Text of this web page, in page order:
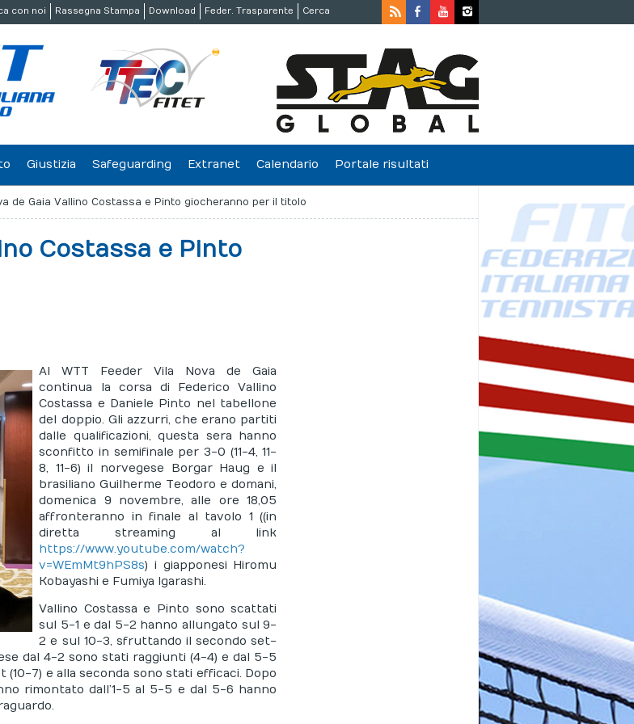
con noi Rassegna Stampa Download Feder. Trasparente Cerca
Giustizia Safeguarding Extranet Calendario Portale risultati
de Gaia Vallino Costassa e Pinto giocheranno per il titolo
Costassa e Pinto
Al WTT Feeder Vila Nova de Gaia
continua la corsa di Federico Vallino
Costassa e Daniele Pinto nel tabellone
del doppio. Gli azzurri, che erano partiti
dalle qualificazioni, questa sera hanno
sconfitto in semifinale per 3-0 (11-4, 11-
8, 11-6) il norvegese Borgar Haug e il
brasiliano Guilherme Teodoro e domani,
domenica 9 novembre, alle ore 18,05
affronteranno in finale al tavolo 1 ((in
diretta streaming al link
https://www.youtube.com/watch?
v=WEmMt9hPS8s) i giapponesi Hiromu
Kobayashi e Fumiya Igarashi.
Vallino Costassa e Pinto sono scattati
sul 5-1 e dal 5-2 hanno allungato sul 9-
2 e sul 10-3, sfruttando il secondo set-
dal 4-2 sono stati raggiunti (4-4) e dal 5-5
7) e alla seconda sono stati efficaci. Dopo
rimontato dall’1-5 al 5-5 e dal 5-6 hanno